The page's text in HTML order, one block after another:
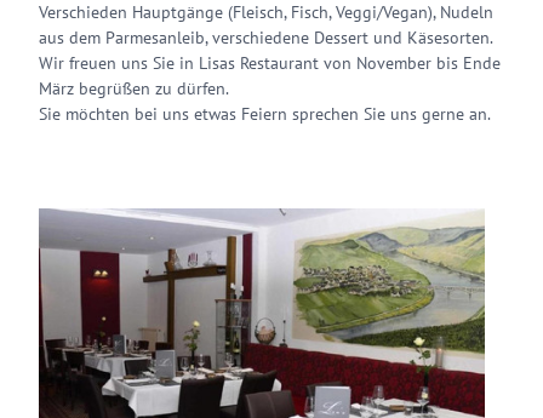
Verschieden Hauptgänge (Fleisch, Fisch, Veggi/Vegan), Nudeln
aus dem Parmesanleib, verschiedene Dessert und Käsesorten.
Wir freuen uns Sie in Lisas Restaurant von November bis Ende
März begrüßen zu dürfen.
Sie möchten bei uns etwas Feiern sprechen Sie uns gerne an.